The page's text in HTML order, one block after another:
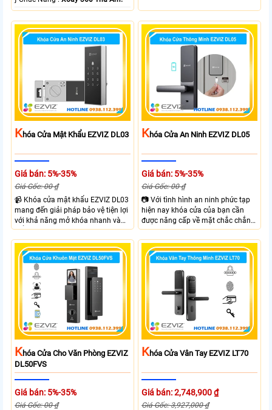
dụng phù hợp cho gia đình và văn
phòng giúp kiểm soát ra vào linh
hoạt.
KHóa Cửa Mật Khẩu EZVIZ DL03
Giá bán: 5%-35%
Giá Gốc: 00 ₫
📹 Khóa cửa mật khẩu EZVIZ DL03
mang đến giải pháp bảo vệ tiện lợi
với khả năng mở khóa nhanh và
kiểm soát linh hoạt. Khóa cửa cửa
EZVIZ kết nối trực tiếp với điện
thoại qua APP EZVIZ hỗ trợ theo
dõi và điều khiển khóa cửa từ xa
phù hợp cho nhà ở căn hộ hoặc
văn phòng hiện đại.
KHóa Cửa An Ninh EZVIZ DL05
Giá bán: 5%-35%
Giá Gốc: 00 ₫
📷 Với tình hình an ninh phức tạp
hiện nay khóa cửa của bạn cần
được năng cấp về mặt chắc chắn
và công nghệ giúp đảm bảo an
ninh và kiểm soát ra vào hiệu quả
hơn. Với Khóa Cửa An Ninh EZVIZ
DL05 bạn sẽ sở hữu khóa cửa với 6
hình thức mở khóa và nhiều chức
năng an ninh như Cảnh báo phá
hoại và kiểm soát ra vào từ xa
ngay trên điện thoại
KHóa Cửa Cho Văn Phòng EZVIZ
DL50FVS
Giá bán: 5%-35%
Giá Gốc: 00 ₫
KHóa Cửa Vân Tay EZVIZ LT70
Giá bán: 2,748,900 ₫
Giá Gốc: 3,927,000 ₫